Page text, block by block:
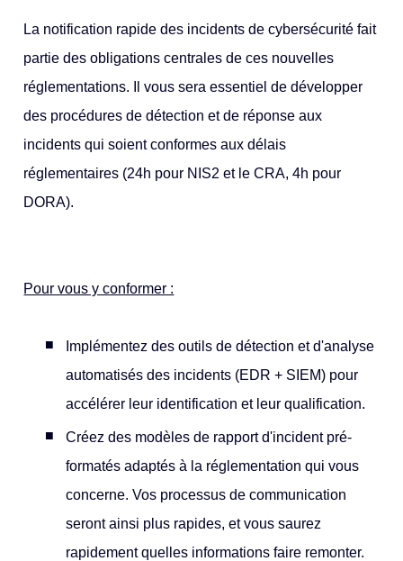
La notification rapide des incidents de cybersécurité fait
partie des obligations centrales de ces nouvelles
réglementations. Il vous sera essentiel de développer
des procédures de détection et de réponse aux
incidents qui soient conformes aux délais
réglementaires (24h pour NIS2 et le CRA, 4h pour
DORA).
Pour vous y conformer :
Implémentez des outils de détection et d'analyse
automatisés des incidents (EDR + SIEM) pour
accélérer leur identification et leur qualification.
Créez des modèles de rapport d'incident pré-
formatés adaptés à la réglementation qui vous
concerne. Vos processus de communication
seront ainsi plus rapides, et vous saurez
rapidement quelles informations faire remonter.